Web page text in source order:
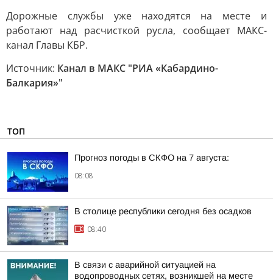
Дорожные службы уже находятся на месте и
работают над расчисткой русла, сообщает МАКС-
канал Главы КБР.
Источник: Канал в МАКС "РИА «Кабардино-
Балкария»"
ТОП
Прогноз погоды в СКФО на 7 августа:
08:08
В столице республики сегодня без осадков
08:40
В связи с аварийной ситуацией на
водопроводных сетях, возникшей на месте